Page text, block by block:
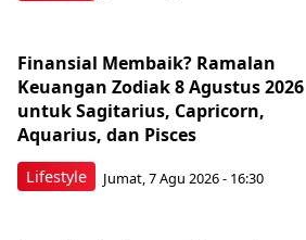
Lifestyle
Finansial Membaik? Ramalan
Keuangan Zodiak 8 Agustus 2026
untuk Sagitarius, Capricorn,
Aquarius, dan Pisces
Jumat, 7 Agu 2026 - 16:30